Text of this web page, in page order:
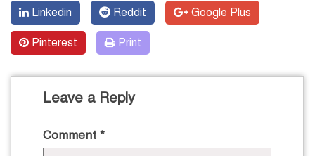
Linkedin Reddit Google Plus
Pinterest Print
Leave a Reply
Comment *